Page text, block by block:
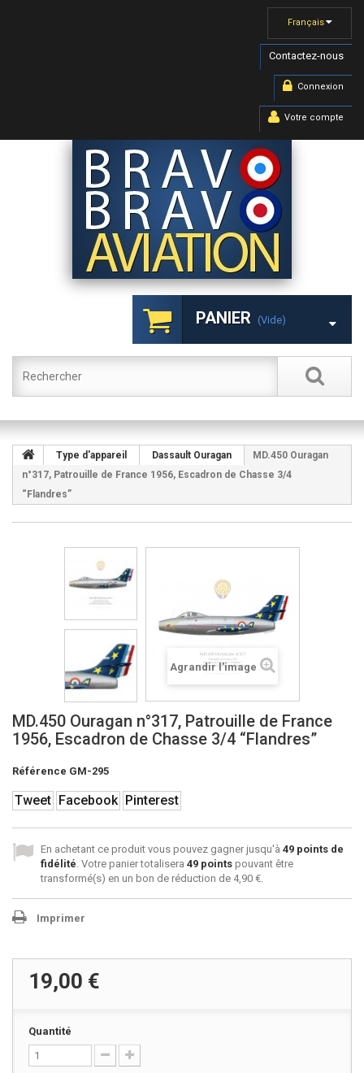
Français
Contactez-nous
Connexion
Votre compte
PANIER (vide)
Type d'appareil Dassault Ouragan
MD.450 Ouragan
n°317, Patrouille de France 1956, Escadron de Chasse 3/4
“Flandres”
Agrandir l'image
MD.450 Ouragan n°317, Patrouille de France
1956, Escadron de Chasse 3/4 “Flandres”
Référence GM-295
Tweet Facebook Pinterest
En achetant ce produit vous pouvez gagner jusqu'à 49 points de
fidélité. Votre panier totalisera 49 points pouvant être
transformé(s) en un bon de réduction de 4,90 €.
Imprimer
19,00 €
Quantité